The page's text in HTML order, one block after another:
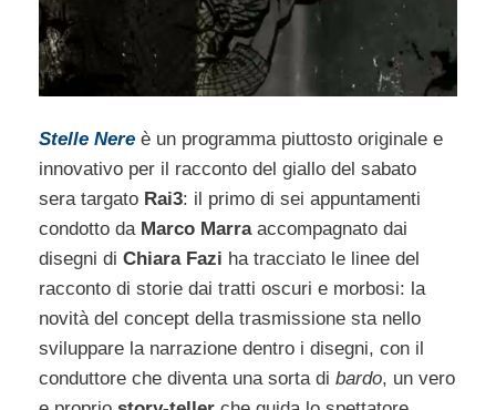
Stelle Nere è un programma piuttosto originale e
innovativo per il racconto del giallo del sabato
sera targato Rai3: il primo di sei appuntamenti
condotto da Marco Marraaccompagnato dai
disegni di Chiara Fazi ha tracciato le linee del
racconto di storie dai tratti oscuri e morbosi: la
novità del concept della trasmissione sta nello
sviluppare la narrazione dentro i disegni, con il
conduttore che diventa una sorta di bardo, un vero